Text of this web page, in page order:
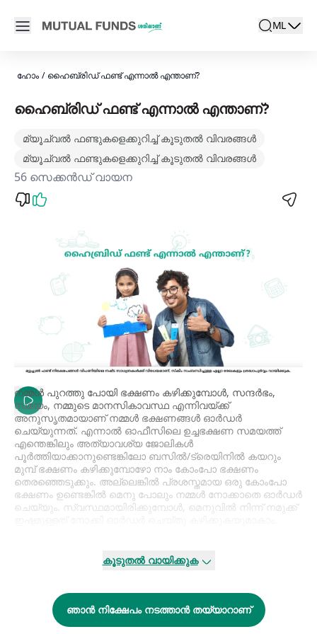
Open main menu
search
Locale
ML
active
ഹോം / ഹൈബ്രിഡ് ഫണ്ട് എന്നാല്‍ എന്താണ്?
ഹൈബ്രിഡ് ഫണ്ട് എന്നാല്‍ എന്താണ്?
മ്യൂച്വൽ ഫണ്ടുകളെക്കുറിച്ച് കൂടുതൽ വിവരങ്ങൾ
മ്യൂച്വൽ ഫണ്ടുകളെക്കുറിച്ച് കൂടുതൽ വിവരങ്ങൾ
56 സെക്കൻഡ് വായന
നമ്മള്‍ പുറത്തു പോയി ഭക്ഷണം കഴിക്കുമ്പോള്‍, സന്ദര്‍ഭം,
സമയം, നമ്മുടെ മാനസികാവസ്ഥ എന്നിവയ്ക്ക്
അനുസൃതമായാണ് നമ്മള്‍ ഭക്ഷണങ്ങള്‍ ഓര്‍ഡര്‍
ചെയ്യുന്നത്. എന്നാല്‍ ഓഫീസിലെ ഉച്ചഭക്ഷണ സമയത്ത്
എന്തെങ്കിലും അത്യാവശ്യ ജോലികള്‍
പൂര്‍ത്തിയാക്കാനുണ്ടെങ്കിലോ ബസില്‍/ട്രെയിനില്‍ കയറും
മുമ്പ് ഭക്ഷണം കഴിക്കുമ്പോഴോ നാം കോംപോ ഭക്ഷണം
തെരഞ്ഞെടുക്കും. അല്ലെങ്കില്‍ പ്രശസ്തമായ ഒരു കോംപോ
ഭക്ഷണം ഉണ്ടെങ്കില്‍ മെനു പോലും നമ്മള്‍ നോക്കാതെ ഓര്‍ഡര്‍
ചെയ്യും. സ്വസ്ഥമായിരിക്കുമ്പോള്‍, മെനുവില്‍ നിന്ന് നമുക്ക്
നിക്ഷേപകനും വ്യത്യസ്തമായ സ്കീമുകളില്‍ നിന്ന്
തെരഞ്ഞെടുത്ത് വ്യക്തിഗതമായി നിക്ഷേപിക്കണം.
ലിക്വിഡ് ഫണ്ട്എന്നിങ്ങനെയുള്ളവ. അതേ സമയം കോംപോ
ഭക്ഷണം പോലെ ചില സ്കീമുകള്‍ ഉണ്ട്. ഇവയെയാണ്
ഹൈബ്രിഡ് സ്കീമുകള്‍ എന്നു വിളിക്കുന്നത്. മുമ്പ് ബാലന്‍സ്ഡ്
കൂടുതൽ വായിക്കുക
ഞാൻ നിക്ഷേപം നടത്താൻ തയ്യാറാണ്